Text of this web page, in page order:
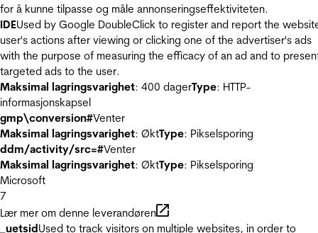
for å kunne tilpasse og måle annonseringseffektiviteten.
IDEUsed by Google DoubleClick to register and report the
user's actions after viewing or clicking one of the advertiser's ads
with the purpose of measuring the efficacy of an ad and to
targeted ads to the user.
Maksimal lagringsvarighet: 400 dagerType: HTTP-
informasjonskapsel
gmp\conversion#Venter
Maksimal lagringsvarighet: ØktType: Pikselsporing
ddm/activity/src=#Venter
Maksimal lagringsvarighet: ØktType: Pikselsporing
Microsoft
7
Lær mer om denne leverandøren
_uetsidUsed to track visitors on multiple websites, in order to